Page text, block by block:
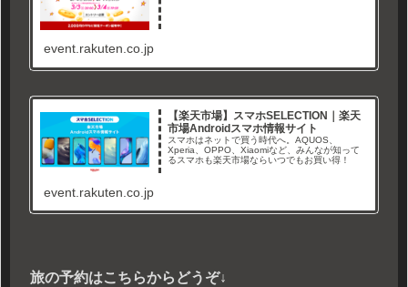
event.rakuten.co.jp
【楽天市場】スマホSELECTION｜楽天
市場Androidスマホ情報サイト
スマホはネットで買う時代へ。AQUOS、
Xperia、OPPO、Xiaomiなど、みんなが知って
るスマホも楽天市場ならいつでもお買い得！
event.rakuten.co.jp
旅の予約はこちらからどうぞ↓